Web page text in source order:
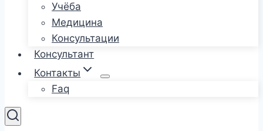
Учёба
Медицина
Консультации
Консультант
Контакты
Faq